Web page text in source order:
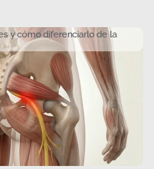
y cómo diferenciarlo de la